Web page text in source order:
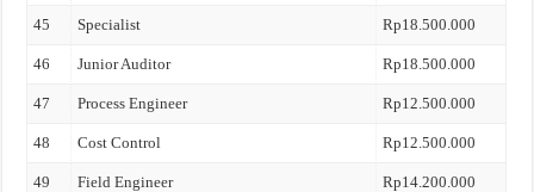
45 Specialist Rp18.500.000
46 Junior Auditor Rp18.500.000
47 Process Engineer Rp12.500.000
48 Cost Control Rp12.500.000
49 Field Engineer Rp14.200.000